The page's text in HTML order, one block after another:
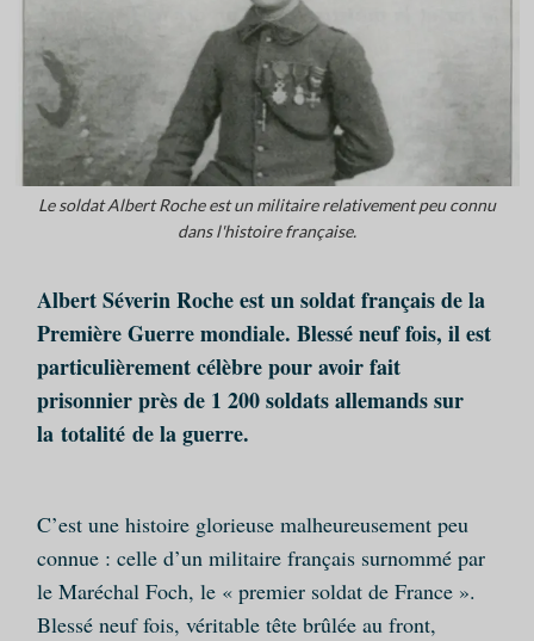
Le soldat Albert Roche est un militaire relativement peu connu
dans l'histoire française.
Albert Séverin Roche est un soldat français de la
Première Guerre mondiale. Blessé neuf fois, il est
particulièrement célèbre pour avoir fait
prisonnier près de 1 200 soldats allemands sur
la totalité de la guerre.
C’est une histoire glorieuse malheureusement peu
connue : celle d’un militaire français surnommé par
le Maréchal Foch, le « premier soldat de France ».
Blessé neuf fois, véritable tête brûlée au front,